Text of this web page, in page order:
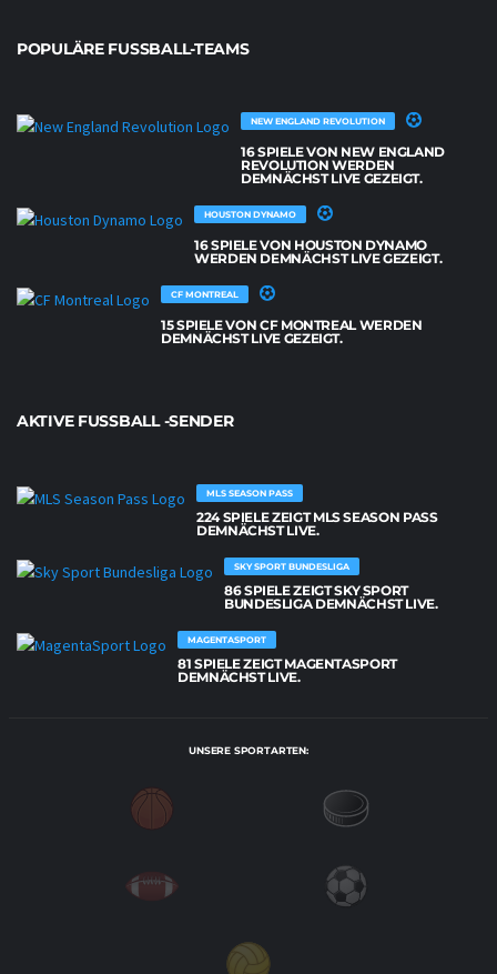
POPULÄRE FUSSBALL-TEAMS
NEW ENGLAND REVOLUTION
16 SPIELE VON NEW ENGLAND
REVOLUTION WERDEN
DEMNÄCHST LIVE GEZEIGT.
HOUSTON DYNAMO
16 SPIELE VON HOUSTON DYNAMO
WERDEN DEMNÄCHST LIVE GEZEIGT.
CF MONTREAL
15 SPIELE VON CF MONTREAL WERDEN
DEMNÄCHST LIVE GEZEIGT.
AKTIVE FUSSBALL -SENDER
MLS SEASON PASS
224 SPIELE ZEIGT MLS SEASON PASS
DEMNÄCHST LIVE.
SKY SPORT BUNDESLIGA
86 SPIELE ZEIGT SKY SPORT
BUNDESLIGA DEMNÄCHST LIVE.
MAGENTASPORT
81 SPIELE ZEIGT MAGENTASPORT
DEMNÄCHST LIVE.
UNSERE SPORTARTEN: